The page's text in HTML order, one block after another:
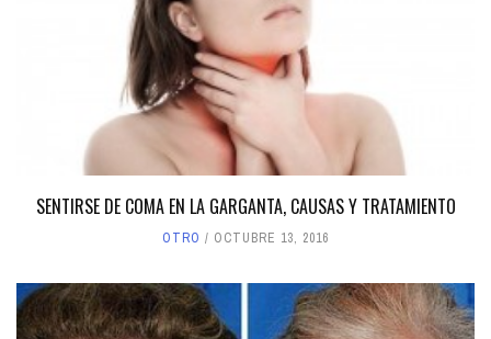
SENTIRSE DE COMA EN LA GARGANTA, CAUSAS Y TRATAMIENTO
OTRO OCTUBRE 13, 2016